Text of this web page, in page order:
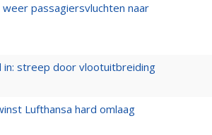
passagiersvluchten naar
streep door vlootuitbreiding
Lufthansa hard omlaag